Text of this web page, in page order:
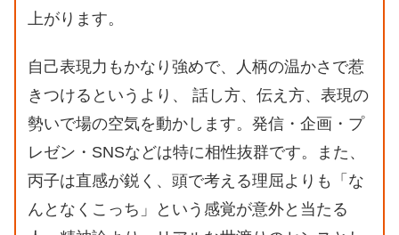
上がります。
自己表現力もかなり強めで、人柄の温かさで惹
きつけるというより、 話し方、伝え方、表現の
勢いで場の空気を動かします。発信・企画・プ
レゼン・SNSなどは特に相性抜群です。また、
丙子は直感が鋭く、頭で考える理屈よりも「な
んとなくこっち」という感覚が意外と当たる